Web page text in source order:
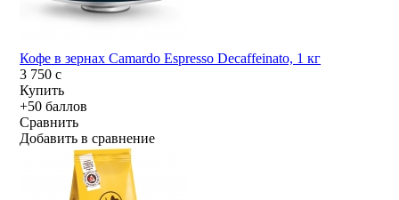
Кофе в зернах Camardo Espresso Decaffeinato, 1 кг
3 750c
Купить
+50 баллов
Сравнить
Добавить в сравнение